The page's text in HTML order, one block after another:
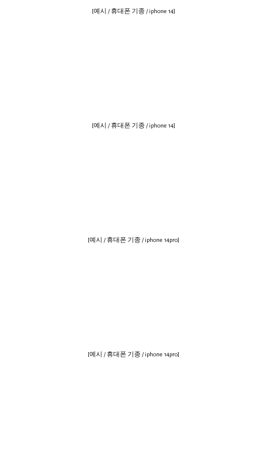
[예시 / 휴대폰 기종 / iphone 14]
[예시 / 휴대폰 기종 / iphone 14]
[예시 / 휴대폰 기종 / iphone 14pro]
[예시 / 휴대폰 기종 / iphone 14pro]